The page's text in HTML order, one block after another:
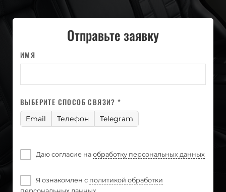
Отправьте заявку
ИМЯ
ВЫБЕРИТЕ СПОСОБ СВЯЗИ? *
Email Телефон Telegram
Даю согласие на обработку персональных данных
Я ознакомлен с политикой обработки